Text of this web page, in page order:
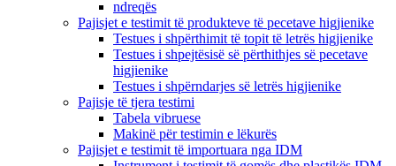
ndreqës
Pajisjet e testimit të produkteve të pecetave higjienike
Testues i shpërthimit të topit të letrës higjienike
Testues i shpejtësisë së përthithjes së pecetave
higjienike
Testues i shpërndarjes së letrës higjienike
Pajisje të tjera testimi
Tabela vibruese
Makinë për testimin e lëkurës
Pajisjet e testimit të importuara nga IDM